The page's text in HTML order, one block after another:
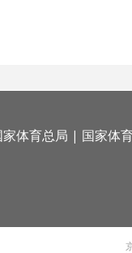
家体育总局 | 国家体